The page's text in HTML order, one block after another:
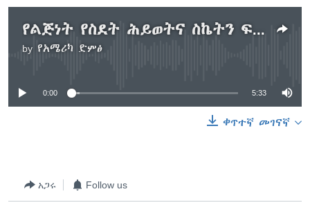
የልጅነት የስደት ሕይወትና ስኬትን ፍለጋ
by የአሜሪካ ድምፅ
No media source currently available
0:00 5:33
ቀጥተኛ መገናኛ
አጋሩ Follow us